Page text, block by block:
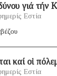
γιά τήν
Εστία
καί οἱ
Εστία